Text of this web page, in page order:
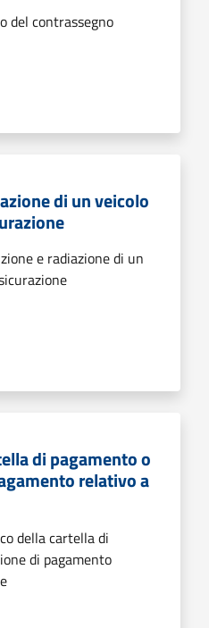
del contrassegno
di un veicolo
e radiazione di un
di pagamento o
relativo a
della cartella di
di pagamento